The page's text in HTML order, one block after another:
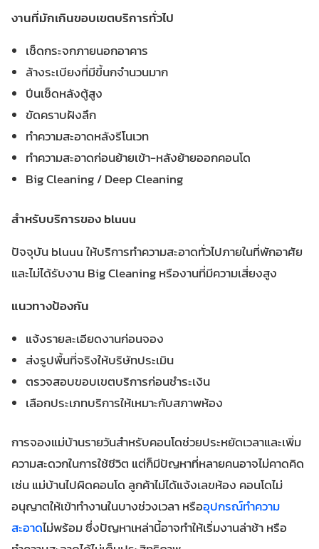
งานที่มักเกินขอบเขตบริการทั่วไป
เช็ดกระจกภายนอกอาคาร
ล้างระเบียงที่มีขี้นกจำนวนมาก
ปีนเช็ดหลังตู้สูง
ขัดคราบฝังลึก
ทำความสะอาดหลังรีโนเวท
ทำความสะอาดก่อนย้ายเข้า-หลังย้ายออกคอนโด
Big Cleaning / Deep Cleaning
สำหรับบริการของ bluuu
ปัจจุบัน bluuu ให้บริการทำความสะอาดทั่วไปภายในที่พักอาศัย
และไม่ได้รับงาน Big Cleaning หรืองานที่มีความเสี่ยงสูง
แนวทางป้องกัน
แจ้งรายละเอียดงานก่อนจอง
ส่งรูปพื้นที่จริงให้บริษัทประเมิน
ตรวจสอบขอบเขตบริการก่อนชำระเงิน
เลือกประเภทบริการให้เหมาะกับสภาพห้อง
การจองแม่บ้านรายวันสำหรับคอนโดช่วยประหยัดเวลาและเพิ่ม
ความสะดวกในการใช้ชีวิต แต่ก็มีปัญหาที่หลายคนอาจไม่คาดคิด
เช่น แม่บ้านไปผิดคอนโด ลูกค้าไม่ได้แจ้งเลขห้อง คอนโดไม่
อนุญาตให้เข้าทำงานในบางช่วงเวลา หรืออุปกรณ์ทำความ
สะอาดไม่พร้อม ซึ่งปัญหาเหล่านี้อาจทำให้เริ่มงานล่าช้า หรือ